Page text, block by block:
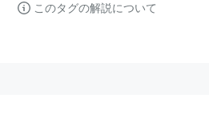
このタグの解説について